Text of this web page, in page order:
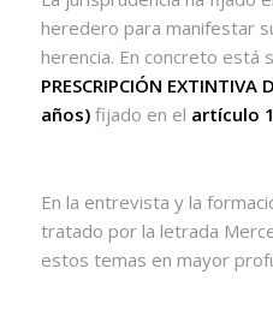
heredero para manifestar
herencia. En concreto está
PRESCRIPCIÓN EXTINTIVA
años) fijado en el artículo
En la entrevista y la
tratado por la letrada
estos temas en mayor